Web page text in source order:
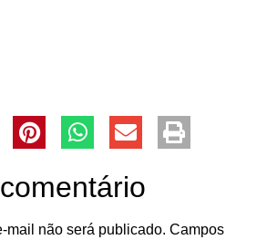
mail não será publicado. Campos